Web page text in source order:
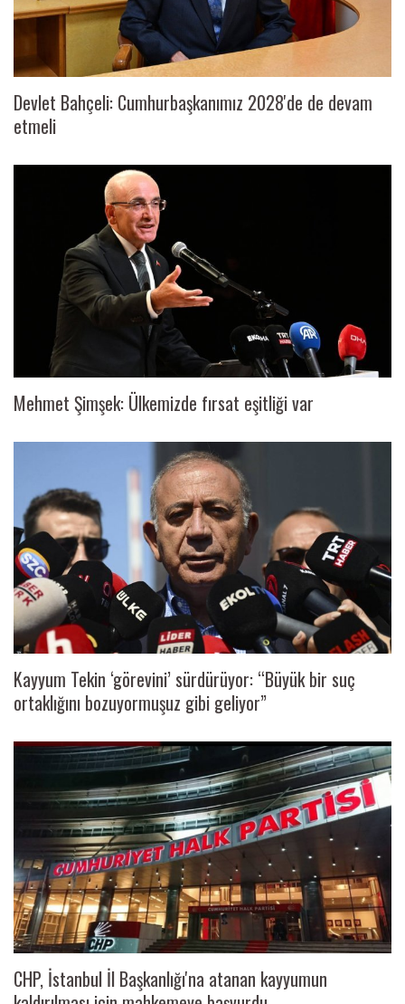
Devlet Bahçeli: Cumhurbaşkanımız 2028'de de devam
etmeli
Mehmet Şimşek: Ülkemizde fırsat eşitliği var
Kayyum Tekin ‘görevini’ sürdürüyor: “Büyük bir suç
ortaklığını bozuyormuşuz gibi geliyor”
CHP, İstanbul İl Başkanlığı'na atanan kayyumun